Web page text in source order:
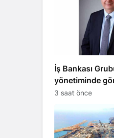
İş Bankası
yönetiminde
gerçekleşti
3 saat önce